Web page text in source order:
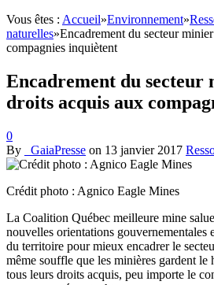
Vous êtes : Accueil»Environnement»
naturelles»Encadrement du secteur
compagnies inquiètent
Encadrement du secteur
droits acquis aux
0
By
_GaiaPresse on 13 janvier 2017
Crédit photo : Agnico Eagle Mines
La Coalition Québec meilleure mine
nouvelles orientations gouvernementales
du territoire pour mieux encadrer le
même souffle que les minières gardent le
tous leurs droits acquis, peu importe le